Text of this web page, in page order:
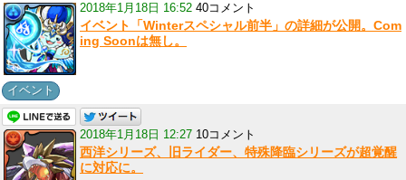
2018年1月18日 16:52 40コメント
イベント「Winterスペシャル前半」の詳細が公開。Com
ing Soonは無し。
イベント
2018年1月18日 12:27 10コメント
西洋シリーズ、旧ライダー、特殊降臨シリーズが超覚醒
に対応に。